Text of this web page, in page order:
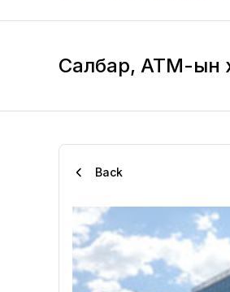
Салбар, АТМ-ын
Back